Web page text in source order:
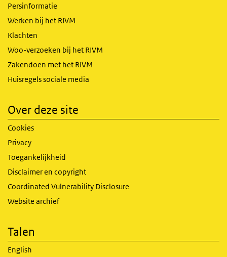
Persinformatie
Werken bij het RIVM
Klachten
Woo-verzoeken bij het RIVM
Zakendoen met het RIVM
Huisregels sociale media
Over deze site
Cookies
Privacy
Toegankelijkheid
Disclaimer en copyright
Coordinated Vulnerability Disclosure
Website archief
Talen
English